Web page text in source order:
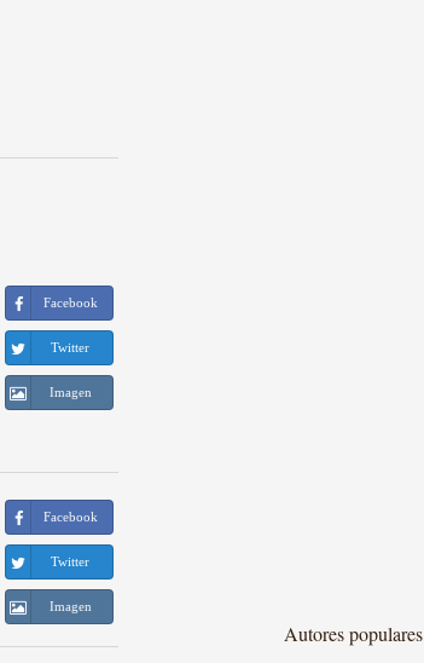
Facebook
Twitter
Imagen
Facebook
Twitter
Imagen
Autores populares